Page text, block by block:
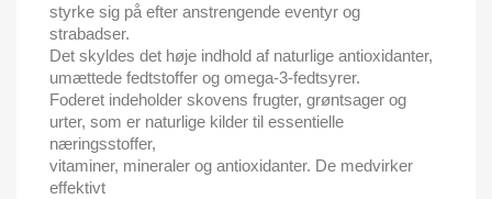
styrke sig på efter anstrengende eventyr og
strabadser.
Det skyldes det høje indhold af naturlige antioxidanter,
umættede fedtstoffer og omega-3-fedtsyrer.
Foderet indeholder skovens frugter, grøntsager og
urter, som er naturlige kilder til essentielle
næringsstoffer,
vitaminer, mineraler og antioxidanter. De medvirker
effektivt